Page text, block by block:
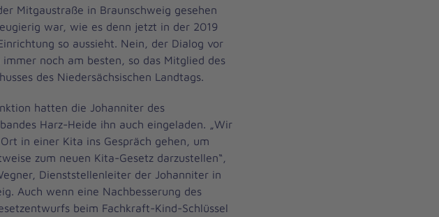
Mitgaustraße in Braunschweig gesehen
war, wie es denn jetzt in der 2019
so aussieht. Nein, der Dialog vor
noch am besten, so das Mitglied des
des Niedersächsischen Landtags.
hatten die Johanniter des
Harz-Heide ihn auch eingeladen. „Wir
in einer Kita ins Gespräch gehen, um
zum neuen Kita-Gesetz darzustellen“,
Dienststellenleiter der Johanniter in
Auch wenn eine Nachbesserung des
beim Fachkraft-Kind-Schlüssel